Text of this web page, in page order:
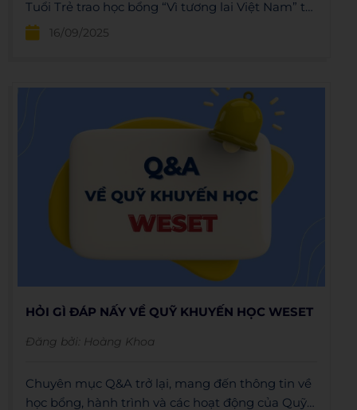
Tuổi Trẻ trao học bổng “Vì tương lai Việt Nam” tại
Trường Tiểu học An Lạc 1 (phường An Lạc,
TP.HCM).
16/09/2025
HỎI GÌ ĐÁP NẤY VỀ QUỸ KHUYẾN HỌC WESET
Đăng bởi: Hoàng Khoa
Chuyên mục Q&A trở lại, mang đến thông tin về
học bổng, hành trình và các hoạt động của Quỹ